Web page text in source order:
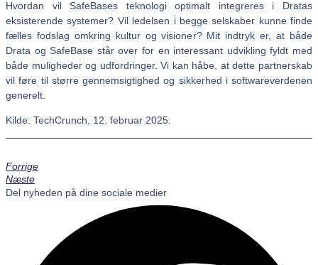
Hvordan vil SafeBases teknologi optimalt integreres i Dratas
eksisterende systemer? Vil ledelsen i begge selskaber kunne finde
fælles fodslag omkring kultur og visioner? Mit indtryk er, at både
Drata og SafeBase står over for en interessant udvikling fyldt med
både muligheder og udfordringer. Vi kan håbe, at dette partnerskab
vil føre til større gennemsigtighed og sikkerhed i softwareverdenen
generelt.
Kilde: TechCrunch, 12. februar 2025.
Forrige
Næste
Del nyheden på dine sociale medier